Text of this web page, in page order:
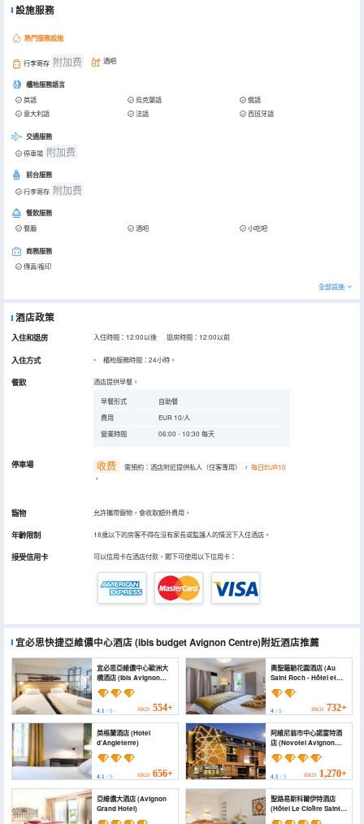
設施服務
熱門服務設施
行李寄存 附加费 酒吧
櫃枱服務語言
英語 烏克蘭語
俄語
意大利語
法語 西班牙語
交通服務
停車場 附加费
前台服務
行李寄存 附加费
餐飲服務
餐廳 酒吧 小吃吧
商務服務
傳真/複印
全部設施
酒店政策
入住和退房 入住時間：12:00以後 退房時間：12:00以前
入住方式 櫃枱服務時間：24小時。
餐飲 酒店提供早餐。
早餐形式
自助餐
費用
EUR 10/人
營業時間
06:00 - 10:30 每天
停車場 收费 需預約：酒店附近提供私人（住客專用） ， 每日EUR10
。
寵物 允許攜帶寵物，會收取額外費用。
年齡限制 18歲以下的房客不得在沒有家長或監護人的情況下入住酒店。
接受信用卡 可以信用卡在酒店付款，閣下可使用以下信用卡：
宜必思快捷亞維儂中心酒店(ibis budget Avignon Centre)附近酒店推薦
宜必思亞維儂中心歐洲大
橋酒店 (Ibis Avignon
Centre Pont de
l'Europe)
4.1 / 5 HKD 554+
奧聖羅馳花園酒店 (Au
Saint Roch - Hôtel et
Jardin)
4/ 5 HKD 732+
英格蘭酒店 (Hotel
d'Angleterre)
4.1 / 5 HKD 656+
阿維尼翁市中心諾富特酒
店 (Novotel Avignon
Centre)
4.1/ 5 HKD 1,270+
亞維儂大酒店 (Avignon
Grand Hotel)
聖路易斯科爾伊特酒店
(Hôtel Le Cloître Saint
Louis)